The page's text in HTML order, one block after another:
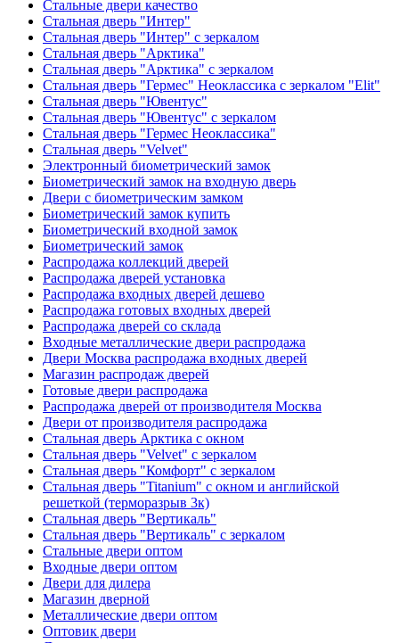
Стальные двери качество
Стальная дверь "Интер"
Стальная дверь "Интер" с зеркалом
Стальная дверь "Арктика"
Стальная дверь "Арктика" с зеркалом
Стальная дверь "Гермес" Неоклассика с зеркалом "Elit"
Стальная дверь "Ювентус"
Стальная дверь "Ювентус" с зеркалом
Стальная дверь "Гермес Неоклассика"
Стальная дверь "Velvet"
Электронный биометрический замок
Биометрический замок на входную дверь
Двери с биометрическим замком
Биометрический замок купить
Биометрический входной замок
Биометрический замок
Распродажа коллекций дверей
Распродажа дверей установка
Распродажа входных дверей дешево
Распродажа готовых входных дверей
Распродажа дверей со склада
Входные металлические двери распродажа
Двери Москва распродажа входных дверей
Магазин распродаж дверей
Готовые двери распродажа
Распродажа дверей от производителя Москва
Двери от производителя распродажа
Стальная дверь Арктика с окном
Стальная дверь "Velvet" с зеркалом
Стальная дверь "Комфорт" с зеркалом
Стальная дверь "Titanium" с окном и английской
решеткой (терморазрыв 3к)
Стальная дверь "Вертикаль"
Стальная дверь "Вертикаль" с зеркалом
Стальные двери оптом
Входные двери оптом
Двери для дилера
Магазин дверной
Металлические двери оптом
Оптовик двери